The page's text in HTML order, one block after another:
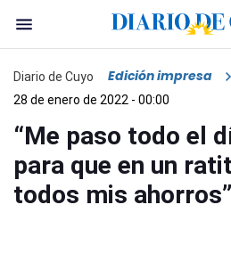
Diario de Cuyo Edición impresa
28 de enero de 2022 - 00:00
“Me paso todo el
para que en un
todos mis ahorros”